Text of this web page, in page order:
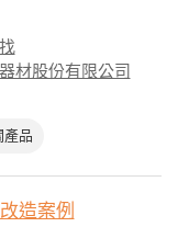
材股份有限公司
產品
造案例